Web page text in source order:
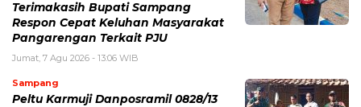
Terimakasih Bupati Sampang
Respon Cepat Keluhan Masyarakat
Pangarengan Terkait PJU
Jumat, 7 Agu 2026 - 13:06 WIB
Sampang
Peltu Karmuji Danposramil 0828/13